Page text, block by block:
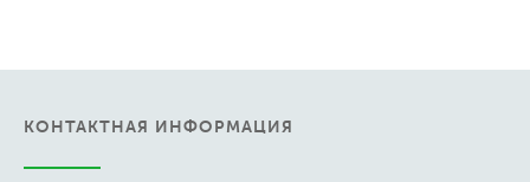
КОНТАКТНАЯ ИНФОРМАЦИЯ